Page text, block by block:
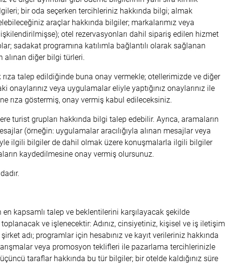
bir oda seçerken tercihleriniz hakkında bilgi; almak
araçlar hakkında bilgiler; markalarımız veya
otel rezervasyonları dahil sipariş edilen hizmet
sadakat programına katılımla bağlantılı olarak sağlanan
alınan diğer bilgi türleri.
talep edildiğinde buna onay vermekle; otellerimizde ve diğer
onaylarınız veya uygulamalar eliyle yaptığınız onaylarınız ile
rıza göstermiş, onay vermiş kabul edileceksiniz.
turist grupları hakkında bilgi talep edebilir. Ayrıca, aramaların
(örneğin: uygulamalar aracılığıyla alınan mesajlar veya
ilgili bilgiler de dahil olmak üzere konuşmalarla ilgili bilgiler
kaydedilmesine onay vermiş olursunuz.
kapsamlı talep ve beklentilerini karşılayacak şekilde
ve işlenecektir: Adınız, cinsiyetiniz, kişisel ve iş iletişim
adı; programlar için hesabınız ve kayıt verileriniz hakkında
veya promosyon teklifleri ile pazarlama tercihlerinizle
taraflar hakkında bu tür bilgiler; bir otelde kaldığınız süre